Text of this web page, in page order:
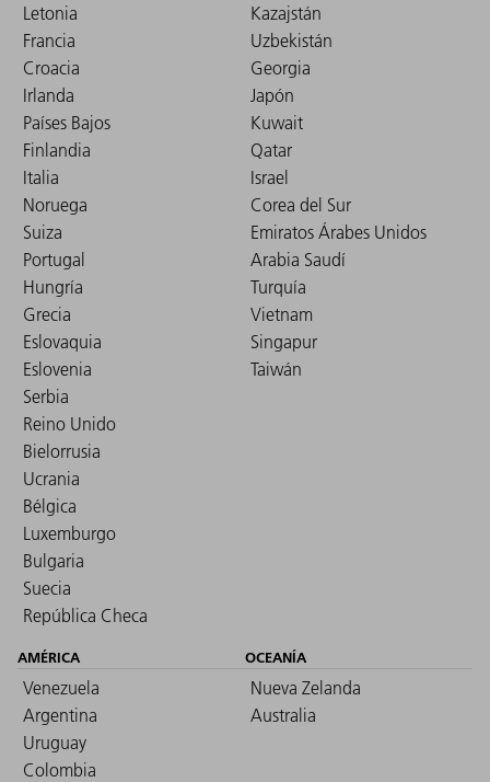
Letonia
Francia
Croacia
Irlanda
Países Bajos
Finlandia
Italia
Noruega
Suiza
Portugal
Hungría
Grecia
Eslovaquia
Eslovenia
Serbia
Reino Unido
Bielorrusia
Ucrania
Bélgica
Luxemburgo
Bulgaria
Suecia
República Checa
Kazajstán
Uzbekistán
Georgia
Japón
Kuwait
Qatar
Israel
Corea del Sur
Emiratos Árabes Unidos
Arabia Saudí
Turquía
Vietnam
Singapur
Taiwán
AMÉRICA
Venezuela
Argentina
Uruguay
Colombia
OCEANÍA
Nueva Zelanda
Australia